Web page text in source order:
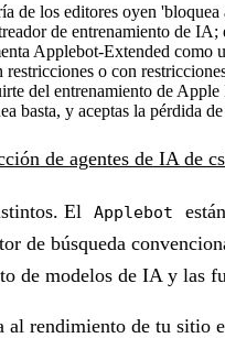
de los editores oyen
de entrenamiento de
Applebot-Extended como
o con
del entrenamiento de
basta, y aceptas la pérdida
de agentes de IA de
El Applebot
de búsqueda
de modelos de IA y las
al rendimiento de tu sitio